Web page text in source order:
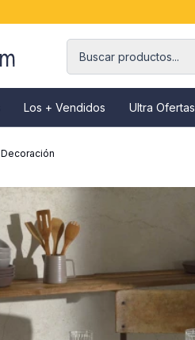
Los + Vendidos Ultra Ofertas
Decoración